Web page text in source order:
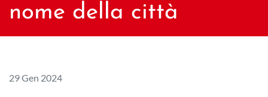
nome della città
29 Gen 2024